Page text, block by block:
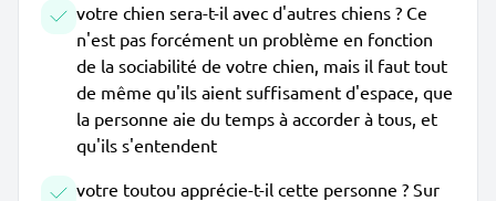
votre chien sera-t-il avec d'autres chiens ? Ce
n'est pas forcément un problème en fonction
de la sociabilité de votre chien, mais il faut tout
de même qu'ils aient suffisament d'espace, que
la personne aie du temps à accorder à tous, et
qu'ils s'entendent
votre toutou apprécie-t-il cette personne ? Sur